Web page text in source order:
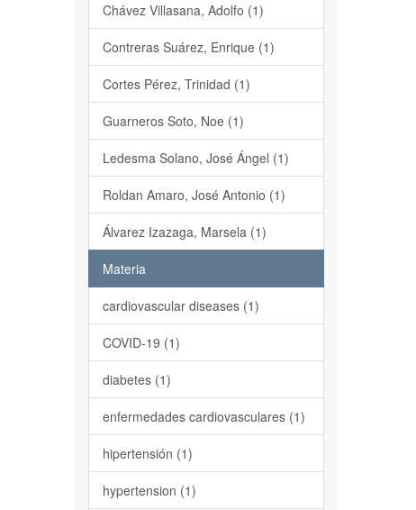
Chávez Villasana, Adolfo (1)
Contreras Suárez, Enrique (1)
Cortes Pérez, Trinidad (1)
Guarneros Soto, Noe (1)
Ledesma Solano, José Ángel (1)
Roldan Amaro, José Antonio (1)
Álvarez Izazaga, Marsela (1)
Materia
cardiovascular diseases (1)
COVID-19 (1)
diabetes (1)
enfermedades cardiovasculares (1)
hipertensión (1)
hypertension (1)